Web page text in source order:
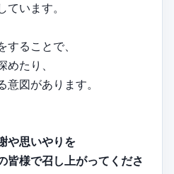
います。
ることで、
たり、
図があります。
や思いやりを
皆様で召し上がってくださ